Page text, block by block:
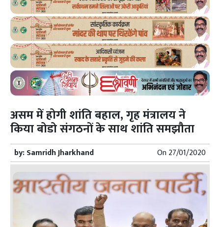
असम में होगी शांति बहाल, गृह मंत्रालय ने
किया बोडो संगठनों के साथ शांति समझौता
by:Samridh Jharkhand On27/01/2020